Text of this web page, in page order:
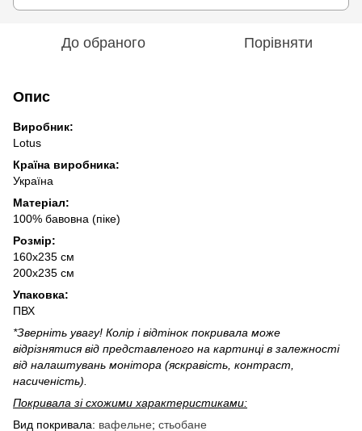
До обраного Порівняти
Опис
Виробник:
Lotus
Країна виробника:
Україна
Матеріал:
100% бавовна (піке)
Розмір:
160х235 см
200х235 см
Упаковка:
ПВХ
*Зверніть увагу! Колір і відтінок покривала може
відрізнятися від представленого на картинці в залежності
від налаштувань монітора (яскравість, контраст,
насиченість).
Покривала зі схожими характеристиками:
Вид покривала: вафельне; стьобане